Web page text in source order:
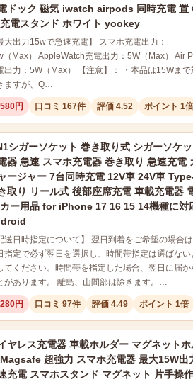
ドック 磁気 iwatch airpods 同時充電 置
電スタンド ホワイト yookey
大出力15wで急速充電】 スマホ充電出力：
（Max） AppleWatch充電出力：5W（Max） Air
出力：5W（Max） 【注意】： ・本品は15Wまで
ますが、Q…
円 口コミ 167件 評価 4.52 ポイント 1倍
シガーソケット 巻き取り式 シガーソケ
器 急速 スマホ充電器 巻き取り 急速充電
ージャー 7台同時充電 12V車 24V車
取り リール式 後部座席充電 車載充電器
ー用品 for iPhone 17 16 15 14機種に対
送日時指定について】 翌日到着をご希望の場合
指定で必ず翌日を選択し、時間帯指定は選ばない
てください。時間帯を指定した場合、翌日に届か
があります。 離島、山間部は除きます。…
円 口コミ 97件 評価 4.49 ポイント 1倍
ヤレス充電器 車載ホルダー マグネットホ
超強力 スマホ充電器 最大15W出
充電 スマホスタンド マグネット 片手操